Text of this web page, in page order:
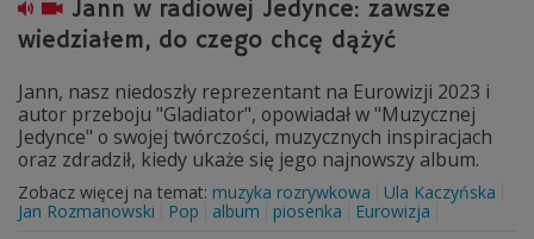
Jann w radiowej Jedynce: zawsze
wiedziałem, do czego chcę dążyć
Jann, nasz niedoszły reprezentant na Eurowizji 2023 i
autor przeboju "Gladiator", opowiadał w "Muzycznej
Jedynce" o swojej twórczości, muzycznych inspiracjach
oraz zdradził, kiedy ukaże się jego najnowszy album.
Zobacz więcej na temat: muzyka rozrywkowa
Ula Kaczyńska
Jan Rozmanowski
Pop album piosenka Eurowizja